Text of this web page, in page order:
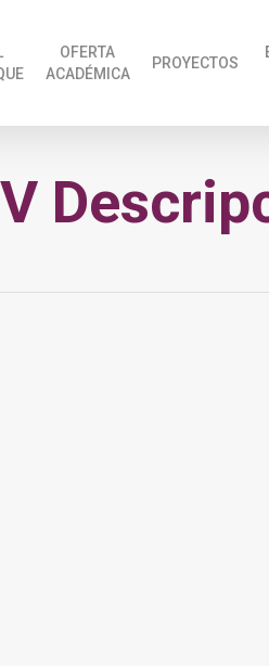
OFERTA
ACADÉMICA
PROYECTOS